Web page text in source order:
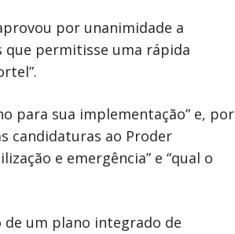
por unanimidade a
que permitisse uma rápida
para sua implementação” e, por
candidaturas ao Proder
e emergência” e “qual o
de um plano integrado de